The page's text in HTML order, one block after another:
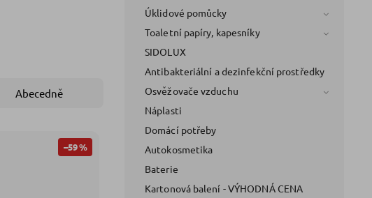
Úklidové pomůcky
Toaletní papíry, kapesníky
SIDOLUX
Antibakteriální a dezinfekční prostředky
Osvěžovače vzduchu
Náplasti
Domácí potřeby
Autokosmetika
Baterie
Kartonová balení - VÝHODNÁ CENA
Abecedně
–59 %